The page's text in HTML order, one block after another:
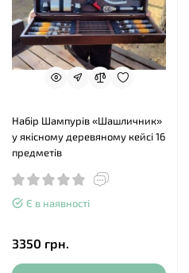
Набір Шампурів «Шашличник»
у якісному деревяному кейсі 16
предметів
Є в наявності
3350 грн.